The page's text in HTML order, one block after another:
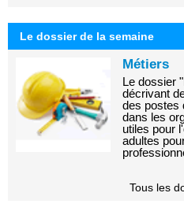
Le dossier de la semaine
Métiers
Le dossier
décrivant
des postes
dans les
utiles pour
adultes
Tous les